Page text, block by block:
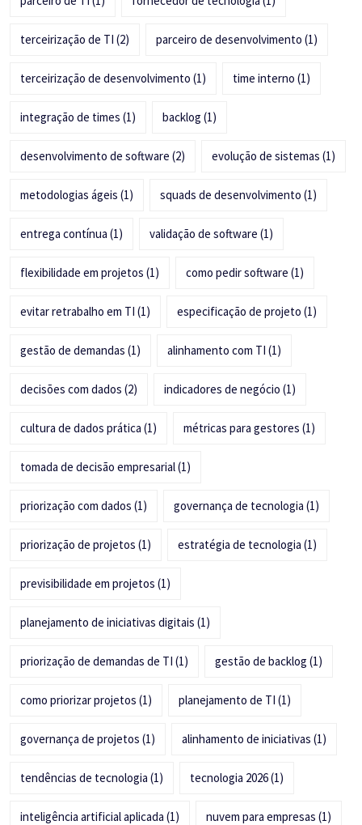
terceirização de TI (2) parceiro de desenvolvimento (1)
terceirização de desenvolvimento (1) time interno (1)
integração de times (1) backlog (1)
desenvolvimento de software (2) evolução de sistemas (1)
metodologias ágeis (1) squads de desenvolvimento (1)
entrega contínua (1) validação de software (1)
flexibilidade em projetos (1) como pedir software (1)
evitar retrabalho em TI (1) especificação de projeto (1)
gestão de demandas (1) alinhamento com TI (1)
decisões com dados (2) indicadores de negócio (1)
cultura de dados prática (1) métricas para gestores (1)
tomada de decisão empresarial(1)
priorização com dados (1) governança de tecnologia (1)
priorização de projetos (1) estratégia de tecnologia (1)
previsibilidade em projetos (1)
planejamento de iniciativas digitais (1)
priorização de demandas de TI (1) gestão de backlog (1)
como priorizar projetos (1) planejamento de TI (1)
governança de projetos (1) alinhamento de iniciativas (1)
tendências de tecnologia (1) tecnologia 2026(1)
inteligência artificial aplicada (1) nuvem para empresas (1)